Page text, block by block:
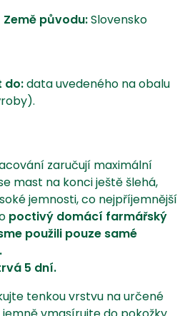
Země původu:Slovensko
do:data uvedeného na obalu
zaručují maximální
mast na konci ještě šlehá,
jemnosti, co nejpříjemnější
poctivý domácí farmářský
použili pouze samé
5 dní.
tenkou vrstvu na určené